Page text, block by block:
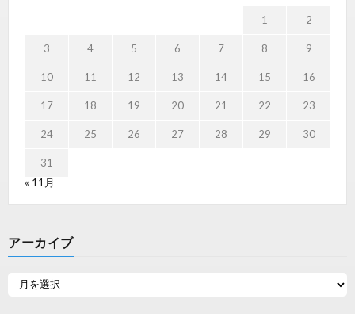
1 2
3 4 5 6 7 8 9
10 11 12 13 14 15 16
17 18 19 20 21 22 23
24 25 26 27 28 29 30
31
« 11月
アーカイブ